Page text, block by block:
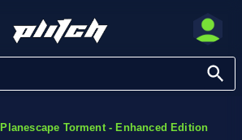
Planescape Torment - Enhanced Edition